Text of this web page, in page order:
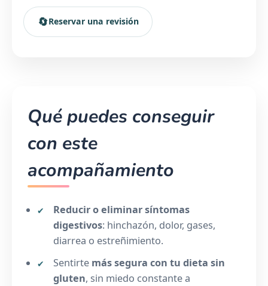
🔄Reservar una revisión
Qué puedes conseguir
con este
acompañamiento
Reducir o eliminar síntomas
digestivos: hinchazón, dolor, gases,
diarrea o estreñimiento.
Sentirte más segura con tu dieta sin
gluten, sin miedo constante a